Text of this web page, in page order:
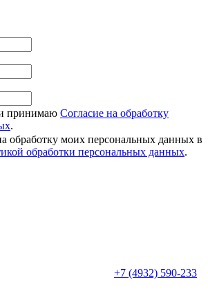
принимаю Согласие на обработку
.
обработку моих персональных данных в
обработки персональных данных.
+7 (4932) 590-233